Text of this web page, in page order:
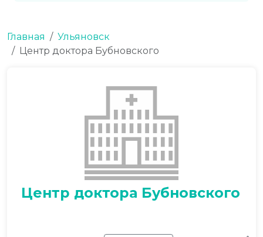
Главная
Ульяновск
Центр доктора Бубновского
Центр доктора Бубновского